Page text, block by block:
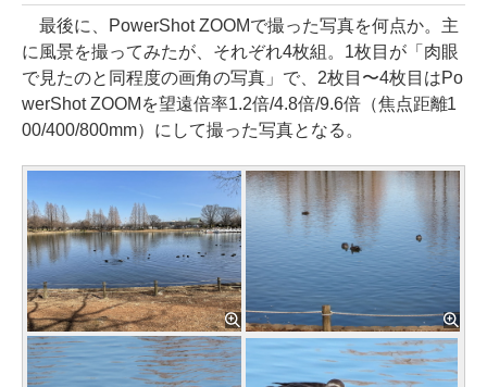
最後に、PowerShot ZOOMで撮った写真を何点か。主
に風景を撮ってみたが、それぞれ4枚組。1枚目が「肉眼
で見たのと同程度の画角の写真」で、2枚目〜4枚目はPo
werShot ZOOMを望遠倍率1.2倍/4.8倍/9.6倍（焦点距離1
00/400/800mm）にして撮った写真となる。